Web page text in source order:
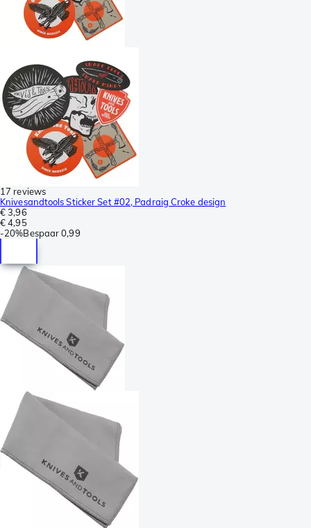
17 reviews
Knivesandtools Sticker Set #02, Padraig Croke design
€ 3,96
€ 4,95
-20%Bespaar 0,99